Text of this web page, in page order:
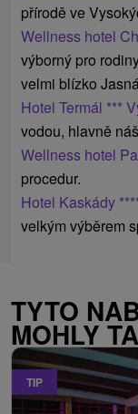
přírodě ve
Wellness hotel
výborný pro
velmi blízko
Hotel Termál ***
vodou, hlavně
Wellness hotel
procedur.
Hotel Kaskády
velkým výběrem
TYTO
MOHLY
TIP